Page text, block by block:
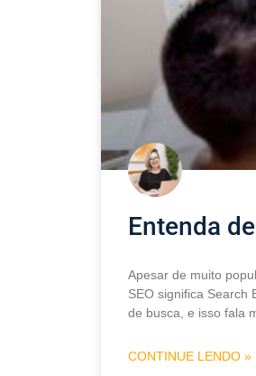
Entenda
Apesar de muito
SEO significa Search
de busca, e isso fala
CONTINUE LENDO »